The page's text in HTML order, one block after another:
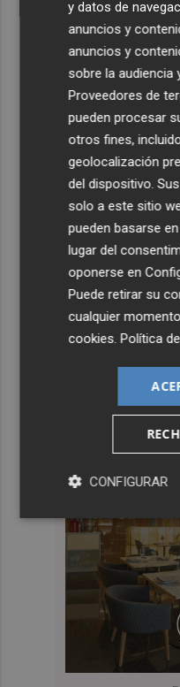
y datos de
anuncios y
anuncios y
sobre la audiencia
Proveedores de
pueden procesar
otros fines,
geolocalización
del dispositivo.
solo a este sitio
pueden basarse
lugar del
oponerse en
Puede retirar su
cualquier
cookies .Política
CONFIGURAR